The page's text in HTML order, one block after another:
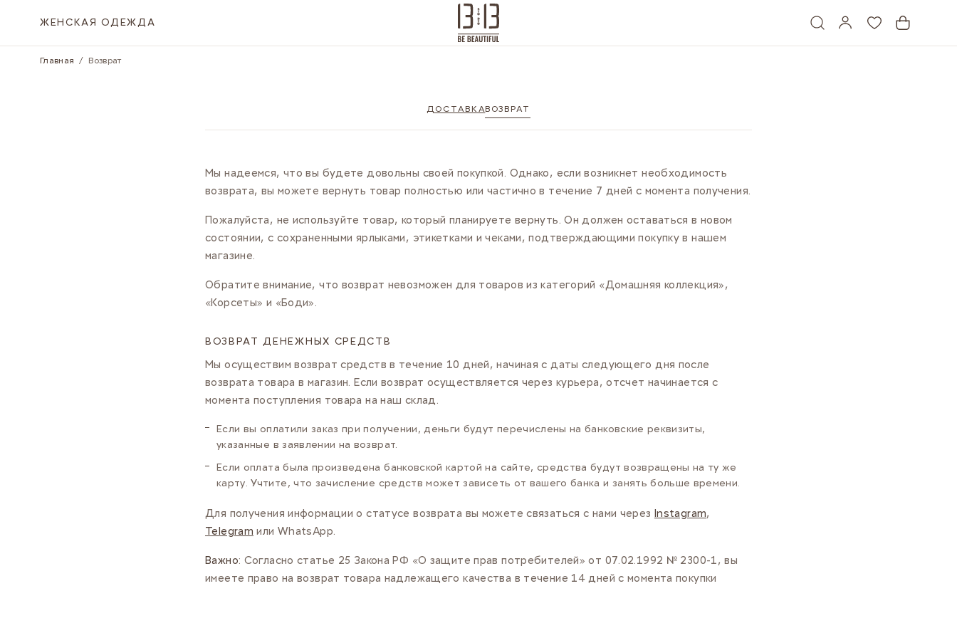
ЖЕНСКАЯ ОДЕЖДА
Главная / Возврат
ДОСТАВКАВОЗВРАТ
Мы надеемся, что вы будете довольны своей покупкой. Однако, если возникнет необходимость
возврата, вы можете вернуть товар полностью или частично в течение 7 дней с момента получения.
Пожалуйста, не используйте товар, который планируете вернуть. Он должен оставаться в новом
состоянии, с сохраненными ярлыками, этикетками и чеками, подтверждающими покупку в нашем
магазине.
Обратите внимание, что возврат невозможен для товаров из категорий «Домашняя коллекция»,
«Корсеты» и «Боди».
ВОЗВРАТ ДЕНЕЖНЫХ СРЕДСТВ
Мы осуществим возврат средств в течение 10 дней, начиная с даты следующего дня после
возврата товара в магазин. Если возврат осуществляется через курьера, отсчет начинается с
момента поступления товара на наш склад.
Если вы оплатили заказ при получении, деньги будут перечислены на банковские реквизиты,
указанные в заявлении на возврат.
Если оплата была произведена банковской картой на сайте, средства будут возвращены на ту же
карту. Учтите, что зачисление средств может зависеть от вашего банка и занять больше времени.
Для получения информации о статусе возврата вы можете связаться с нами через Instagram,
Telegram или WhatsApp.
Важно: Согласно статье 25 Закона РФ «О защите прав потребителей» от 07.02.1992 № 2300-1, вы
имеете право на возврат товара надлежащего качества в течение 14 дней с момента покупки